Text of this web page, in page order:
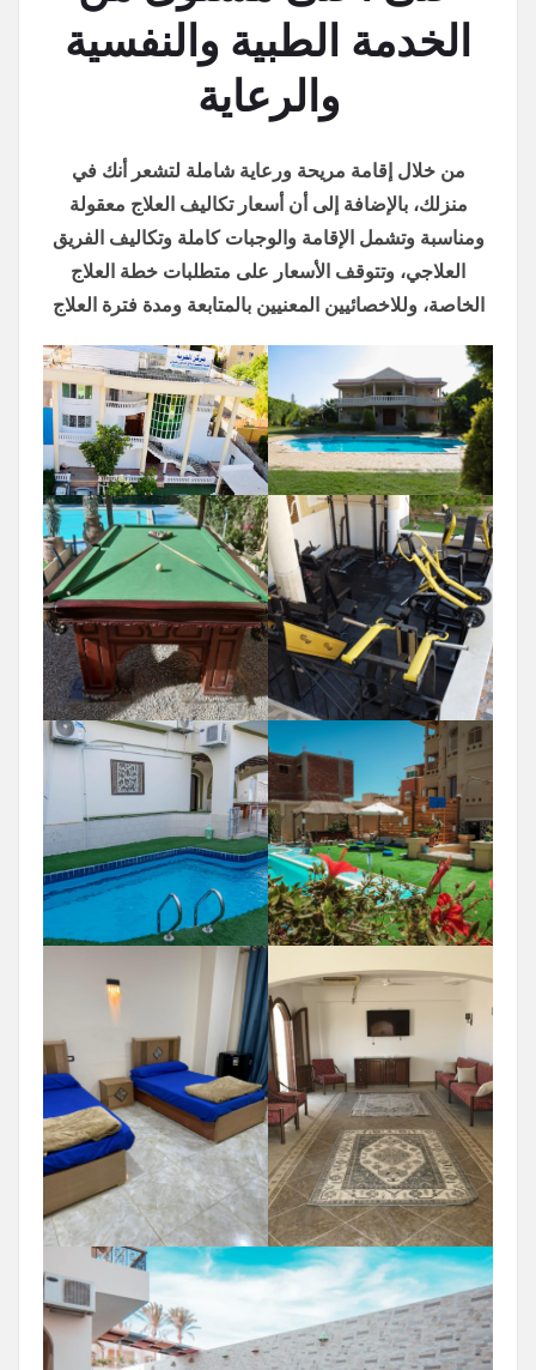
الخدمة الطبية والنفسية
والرعاية
من خلال إقامة مريحة ورعاية شاملة لتشعر أنك في
منزلك، بالإضافة إلى أن أسعار تكاليف العلاج معقولة
ومناسبة وتشمل الإقامة والوجبات كاملة وتكاليف الفريق
العلاجي، وتتوقف الأسعار على متطلبات خطة العلاج
الخاصة، وللاخصائيين المعنيين بالمتابعة ومدة فترة العلاج